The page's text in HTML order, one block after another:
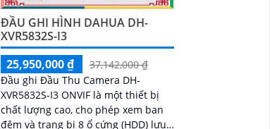
ĐẦU GHI HÌNH DAHUA DH-
XVR5832S-I3
25,950,000 ₫
37,142,000 ₫
Đầu ghi Đầu Thu Camera DH-
XVR5832S-I3 ONVIF là một thiết bị
chất lượng cao, cho phép xem ban
đêm và trang bị 8 ổ cứng (HDD) lưu